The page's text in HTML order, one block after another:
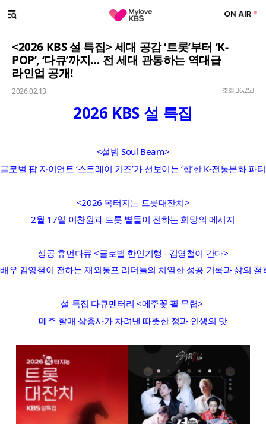
메뉴 열기
<2026 KBS 설 특집> 세대 공감 ‘트롯’부터 ‘K-
POP’, ‘다큐’까지… 전 세대 관통하는 역대급
라인업 공개!
2026.02.13 조회 36,253
2026 KBS 설 특집
<설빔 Soul Beam>
글로벌 팝 자이언트 ‘스트레이 키즈’가 선보이는 ‘힙’한 K-전통문화 파티
<2026 복터지는 트롯대잔치>
2월 17일 이찬원과 트롯 별들이 전하는 희망의 메시지
성공 휴먼다큐 <글로벌 한인기행 - 김영철이 간다>
배우 김영철이 전하는 재외동포 리더들의 치열한 성공 기록과 삶의 철
설 특집 다큐멘터리 <메주꽃 필 무렵>
메주 할매 삼총사가 차려낸 따뜻한 정과 인생의 맛